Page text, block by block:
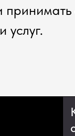
принимать
услуг.